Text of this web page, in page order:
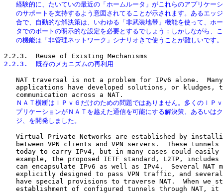
経験的に、たいていの最近の「ホームルータ」がこれらのアプリケー
のサポートを支持するよう意図されてることが示されます。あるエッ
合で、自動的な解決策は、いわゆる「非武装地帯」機能を使って、ホ
タでのポートの明示的な設定を必要とするでしょう；しかしながら、
   の機能は「非管理ネットワーク」シナリオきで使うことが難しいです。
2.2.3.  既存のメカニズムの再利用
NAT traversal is not a problem for IPv6 alone.
applications have developed solutions, or kludges,
ＮＡＴ横断はＩＰｖ６だけのための問題ではありません。多くのＩＰ
プリケーションがＮＡＴを越えた通信を可能にする解決策、あるいは
   ジ、を開発しました。
Virtual Private Networks are established by
between VPN clients and VPN servers.  These tunnels
today to carry IPv4, but in many cases could easily
example, the proposed IETF standard, L2TP, includes
can encapsulate IPv6 as well as IPv4.  Several NAT
explicitly designed to pass VPN traffic, and
have special provisions to traverse NAT.  When we
establishment of configured tunnels through NAT, it